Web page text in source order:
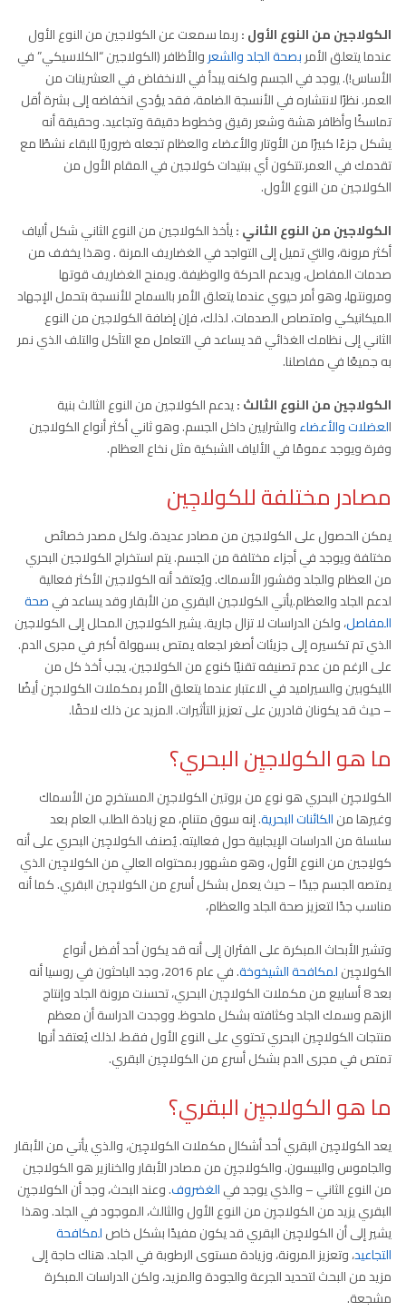
الكولاجين من النوع الأول :ربما سمعت عن الكولاجين من النوع الأول
عندما يتعلق الأمربصحة الجلد والشعروالأظافر (الكولاجين “الكلاسيكي” في
الأساس!). يوجد في الجسم ولكنه يبدأ في الانخفاض في العشرينات من
العمر. نظرًا لانتشاره في الأنسجة الضامة، فقد يؤدي انخفاضه إلى بشرة أقل
تماسكًا وأظافر هشة وشعر رقيق وخطوط دقيقة وتجاعيد. وحقيقة أنه
يشكل جزءًا كبيرًا من الأوتار والأعضاء والعظام تجعله ضروريًا للبقاء نشطًا مع
تقدمك في العمر.تتكون أي ببتيدات كولاجين في المقام الأول من
الكولاجين من النوع الأول.
الكولاجين من النوع الثاني :يأخذ الكولاجين من النوع الثاني شكل ألياف
أكثر مرونة، والتي تميل إلى التواجد في الغضاريف المرنة . وهذا يخفف من
صدمات المفاصل، ويدعم الحركة والوظيفة. ويمنح الغضاريف قوتها
ومرونتها، وهو أمر حيوي عندما يتعلق الأمر بالسماح للأنسجة بتحمل الإجهاد
الميكانيكي وامتصاص الصدمات. لذلك، فإن إضافة الكولاجين من النوع
الثاني إلى نظامك الغذائي قد يساعد في التعامل مع التآكل والتلف الذي نمر
به جميعًا في مفاصلنا.
الكولاجين من النوع الثالث :يدعم الكولاجين من النوع الثالث بنية
العضلات والأعضاءوالشرايين داخل الجسم. وهو ثاني أكثر أنواع الكولاجين
وفرة ويوجد عمومًا في الألياف الشبكية مثل نخاع العظام.
مصادر مختلفة للكولاجِين
يمكن الحصول على الكولاجين من مصادر عديدة. ولكل مصدر خصائص
مختلفة ويوجد في أجزاء مختلفة من الجسم. يتم استخراج الكولاجين البحري
من العظام والجلد وقشور الأسماك. ويُعتقد أنه الكولاجين الأكثر فعالية
لدعم الجلد والعظام.يأتي الكولاجين البقري من الأبقار وقد يساعد فيصحة
المفاصل، ولكن الدراسات لا تزال جارية. يشير الكولاجين المحلل إلى الكولاجين
الذي تم تكسيره إلى جزيئات أصغر لجعله يمتص بسهولة أكبر في مجرى الدم.
على الرغم من عدم تصنيفه تقنيًا كنوع من الكولاجين، يجب أخذ كل من
الليكوبين والسيراميد في الاعتبار عندما يتعلق الأمر بمكملات الكولاجيِن أيضًا
– حيث قد يكونان قادرين على تعزيز التأثيرات. المزيد عن ذلك لاحقًا.
ما هو الكولاجيِن البحري؟
الكولاجيِن البحري هو نوع من بروتين الكولاجيِن المستخرج من الأسماك
وغيرها منالكائنات البحرية. إنه سوق متنامٍ، مع زيادة الطلب العام بعد
سلسلة من الدراسات الإيجابية حول فعاليته. يُصنف الكولاجِين البحري على أنه
كولاِجين من النوع الأول، وهو مشهور بمحتواه العالي من الكولاجِين الذي
يمتصه الجسم جيدًا – حيث يعمل بشكل أسرع من الكولاجِين البقري. كما أنه
مناسب جدًا لتعزيز صحة الجلد والعظام،
وتشير الأبحاث المبكرة على الفئران إلى أنه قد يكون أحد أفضل أنواع
الكولاجِينلمكافحة الشيخوخة
. في عام 2016، وجد الباحثون في روسيا أنه
بعد 8 أسابيع من مكملات الكولاجِين البحري، تحسنت مرونة الجلد وإنتاج
الزهم وسمك الجلد وكثافته بشكل ملحوظ. ووجدت الدراسة أن معظم
منتجات الكولاجِين البحري تحتوي على النوع الأول فقط، لذلك يُعتقد أنها
تمتص في مجرى الدم بشكل أسرع من الكولاجِين البقري.
ما هو الكولاجيِن البقري؟
يعد الكولاجِين البقري أحد أشكال مكملات الكولاجِين، والذي يأتي من الأبقار
والجاموس والبيسون. والكولاجيِن من مصادر الأبقار والخنازير هو الكولاجين
من النوع الثاني – والذي يوجد فيالغضروف. وعند البحث، وجد أن الكولاجيِن
البقري يزيد من الكولاجيِن من النوع الأول والثالث، الموجود في الجلد. وهذا
يشير إلى أن الكولاجِين البقري قد يكون مفيدًا بشكل خاصلمكافحة
التجاعيد، وتعزيز المرونة، وزيادة مستوى الرطوبة في الجلد. هناك حاجة إلى
مزيد من البحث لتحديد الجرعة والجودة والمزيد، ولكن الدراسات المبكرة
مشجعة.